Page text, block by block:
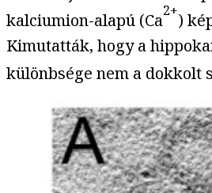
kalciumion-alapú (Ca2+)
Kimutatták, hogy a
különbsége nem a dokkolt